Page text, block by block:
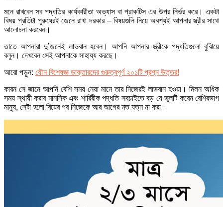
মনে রাখবেন সব পদ্ধতির কার্যকারীতা অভ্যাস বা প্রাকটিস এর উপর নির্ভর করে। একটা
বিষয় প্রতিটা পুরুষেরই জেনে রাখা দরকার – বিষয়গুলি নিয়ে অবশ্যই আপনার স্ত্রীর সাথে
আলোচনা করবেন।
তাতে আপনারা দু’জনেই লাভবান হবেন। আপনি আপনার স্ত্রীকে পদ্ধতিগুলো বুঝিয়ে
বলুন। দেখবেন সেই আপনাকে সাহায্য করছে।
আরো পড়ুন: যৌন বিশেষজ্ঞ ডাক্তারদের গুরুত্বপূর্ণ ২০১টি প্রশ্ন উত্তর!
কারন সে জানে আপনি বেশি সময় নেয়া মানে তার নিজেরই লাভবান হওয়া। মিলন অধিক
সময় স্থায়ী করার মানসিক এবং শারিরীক পদ্ধতি সবচাইতে বড় যে ভুলটি করেন বেশিরভাগ
মানুষ, সেটা হলো বিয়ের পর নিজেকে আর আগের মত যত্ন না করা।